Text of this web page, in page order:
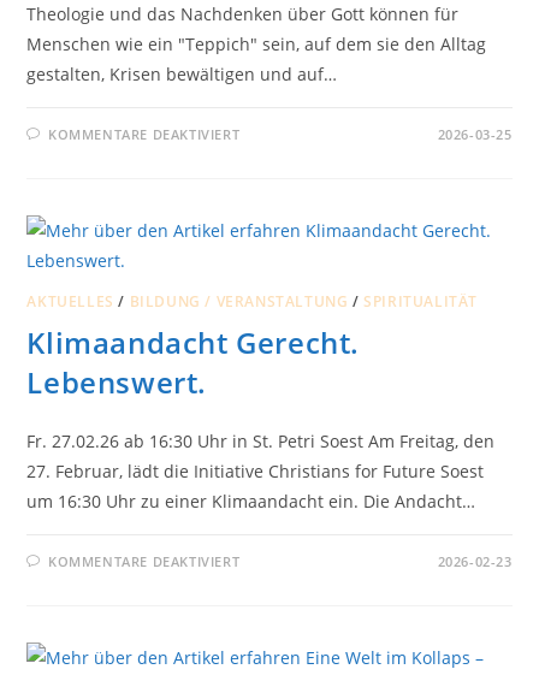
Theologie und das Nachdenken über Gott können für
Menschen wie ein "Teppich" sein, auf dem sie den Alltag
gestalten, Krisen bewältigen und auf…
KOMMENTARE DEAKTIVIERTFÜR
KLIMAKRISE
2026-03-25
AKTUELLES / BILDUNG / VERANSTALTUNG / SPIRITUALITÄT
Klimaandacht Gerecht.
Lebenswert.
Fr. 27.02.26 ab 16:30 Uhr in St. Petri Soest Am Freitag, den
27. Februar, lädt die Initiative Christians for Future Soest
um 16:30 Uhr zu einer Klimaandacht ein. Die Andacht…
KOMMENTARE DEAKTIVIERTFÜR 2026-02-23